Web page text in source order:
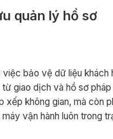
quản lý hồ sơ
bảo vệ dữ liệu khách
giao dịch và hồ sơ
xếp không gian, mà còn
vận hành luôn trong